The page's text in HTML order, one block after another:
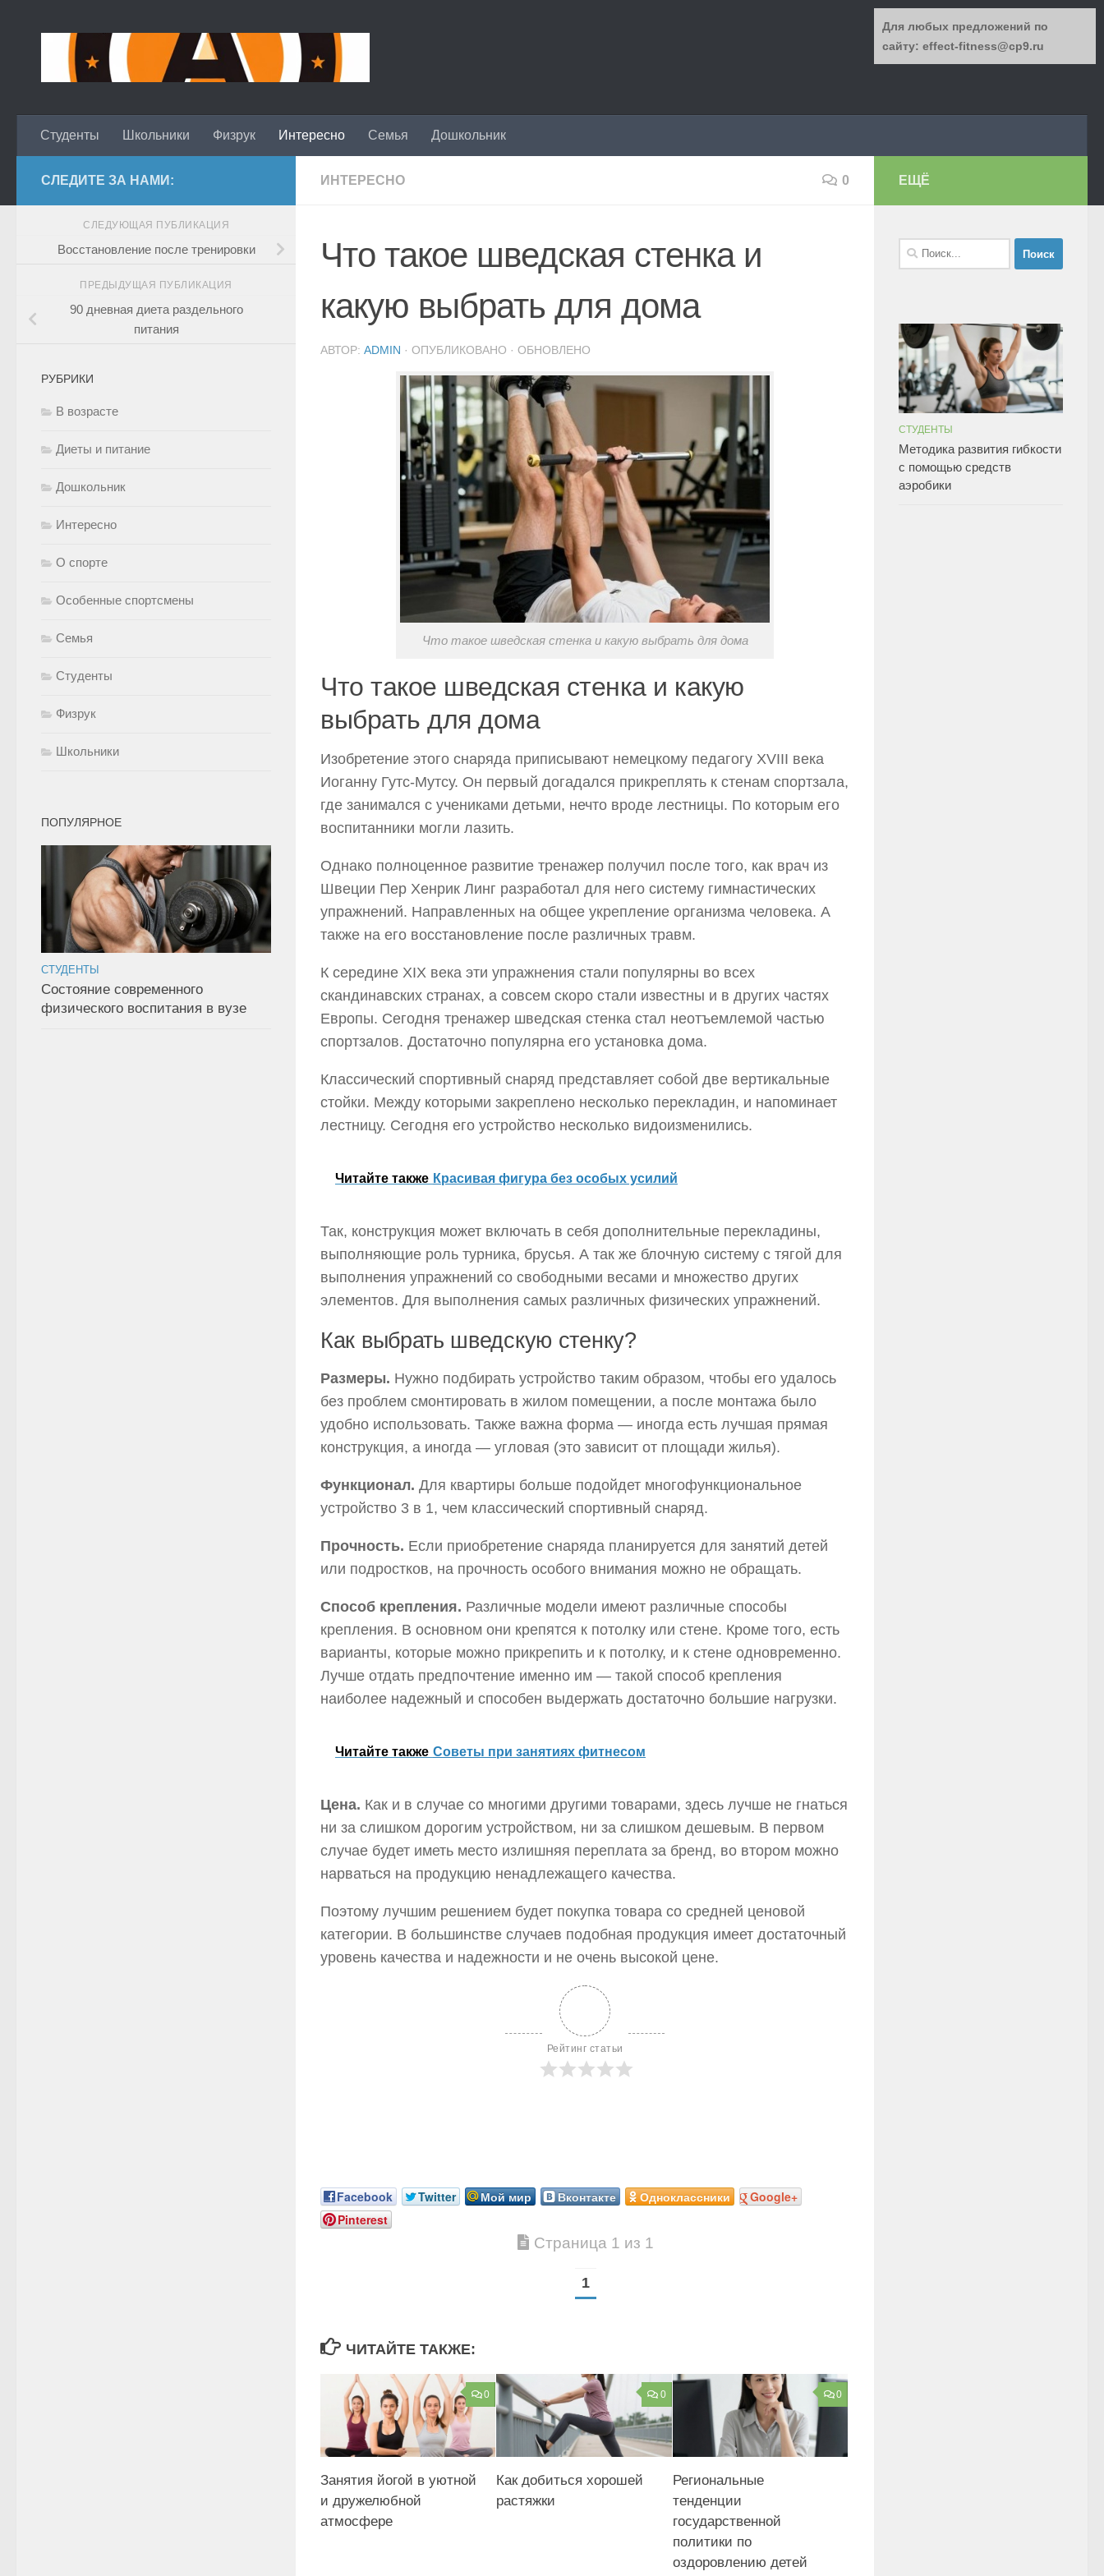
Студенты Школьники Физрук Интересно Семья Дошкольник
ИНТЕРЕСНО 0
Что такое шведская стенка и
какую выбрать для дома
АВТОР: ADMIN · ОПУБЛИКОВАНО · ОБНОВЛЕНО
Что такое шведская стенка и какую выбрать для дома
Что такое шведская стенка и какую
выбрать для дома
Изобретение этого снаряда приписывают немецкому педагогу XVIII века
Иоганну Гутс-Мутсу. Он первый догадался прикреплять к стенам спортзала,
где занимался с учениками детьми, нечто вроде лестницы. По которым его
воспитанники могли лазить.
Однако полноценное развитие тренажер получил после того, как врач из
Швеции Пер Хенрик Линг разработал для него систему гимнастических
упражнений. Направленных на общее укрепление организма человека. А
также на его восстановление после различных травм.
К середине XIX века эти упражнения стали популярны во всех
скандинавских странах, а совсем скоро стали известны и в других частях
Европы. Сегодня тренажер шведская стенка стал неотъемлемой частью
спортзалов. Достаточно популярна его установка дома.
Классический спортивный снаряд представляет собой две вертикальные
стойки. Между которыми закреплено несколько перекладин, и напоминает
лестницу. Сегодня его устройство несколько видоизменились.
Читайте также Красивая фигура без особых усилий
Так, конструкция может включать в себя дополнительные перекладины,
выполняющие роль турника, брусья. А так же блочную систему с тягой для
выполнения упражнений со свободными весами и множество других
элементов. Для выполнения самых различных физических упражнений.
Как выбрать шведскую стенку?
Размеры. Нужно подбирать устройство таким образом, чтобы его удалось
без проблем смонтировать в жилом помещении, а после монтажа было
удобно использовать. Также важна форма — иногда есть лучшая прямая
конструкция, а иногда — угловая (это зависит от площади жилья).
Функционал. Для квартиры больше подойдет многофункциональное
устройство 3 в 1, чем классический спортивный снаряд.
Прочность. Если приобретение снаряда планируется для занятий детей
или подростков, на прочность особого внимания можно не обращать.
Способ крепления. Различные модели имеют различные способы
крепления. В основном они крепятся к потолку или стене. Кроме того, есть
варианты, которые можно прикрепить и к потолку, и к стене одновременно.
Лучше отдать предпочтение именно им — такой способ крепления
наиболее надежный и способен выдержать достаточно большие нагрузки.
Читайте также Советы при занятиях фитнесом
Цена. Как и в случае со многими другими товарами, здесь лучше не гнаться
ни за слишком дорогим устройством, ни за слишком дешевым. В первом
случае будет иметь место излишняя переплата за бренд, во втором можно
нарваться на продукцию ненадлежащего качества.
Поэтому лучшим решением будет покупка товара со средней ценовой
категории. В большинстве случаев подобная продукция имеет достаточный
уровень качества и надежности и не очень высокой цене.
Рейтинг статьи
Facebook Twitter Мой мир Вконтакте Одноклассники
Google+
Pinterest
Страница 1 из 1
1
ЧИТАЙТЕ ТАКЖЕ:
0
Занятия йогой в уютной
и дружелюбной
атмосфере
0
Как добиться хорошей
растяжки
0
Региональные
тенденции
государственной
политики по
оздоровлению детей
СЛЕДИТЕ ЗА НАМИ:
СЛЕДУЮЩАЯ ПУБЛИКАЦИЯ
Восстановление после тренировки
ПРЕДЫДУЩАЯ ПУБЛИКАЦИЯ
90 дневная диета раздельного
питания
РУБРИКИ
В возрасте
Диеты и питание
Дошкольник
Интересно
О спорте
Особенные спортсмены
Семья
Студенты
Физрук
Школьники
ПОПУЛЯРНОЕ
СТУДЕНТЫ
Состояние современного
физического воспитания в вузе
ЕЩЁ
Найти:
СТУДЕНТЫ
Методика развития гибкости
с помощью средств
аэробики
Для любых предложений по
сайту: effect-fitness@cp9.ru